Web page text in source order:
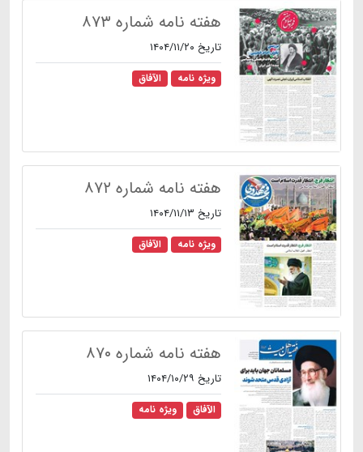
هفته نامه شماره ۸۷۳
تاریخ ۱۴۰۴/۱۱/۲۰
ویژه نامه الآفاق
هفته نامه شماره ۸۷۲
تاریخ ۱۴۰۴/۱۱/۱۳
ویژه نامه الآفاق
هفته نامه شماره ۸۷۰
تاریخ ۱۴۰۴/۱۰/۲۹
الآفاق ویژه نامه